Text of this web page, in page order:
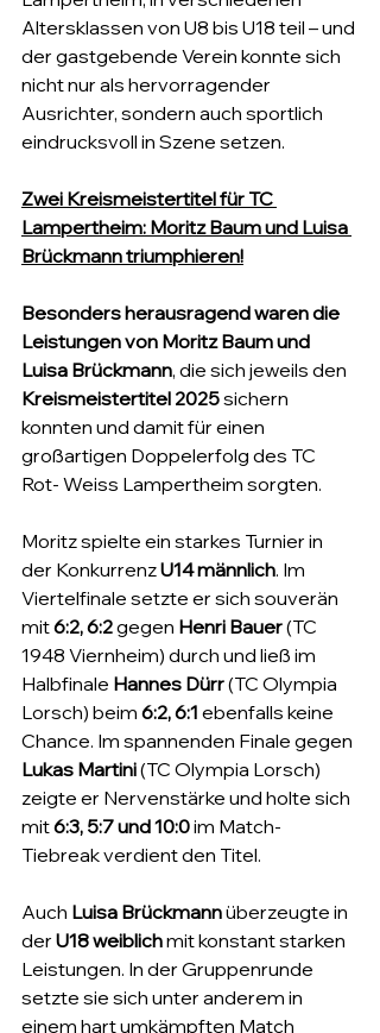
Altersklassen von U8 bis U18 teil – und
der gastgebende Verein konnte sich
nicht nur als hervorragender
Ausrichter, sondern auch sportlich
eindrucksvoll in Szene setzen.
Zwei Kreismeistertitel für TC
Lampertheim: Moritz Baum und Luisa
Brückmann triumphieren!
Besonders herausragend waren die
Leistungen von Moritz Baum und
Luisa Brückmann, die sich jeweils den
Kreismeistertitel 2025 sichern
konnten und damit für einen
großartigen Doppelerfolg des TC
Rot- Weiss Lampertheim sorgten.
Moritz spielte ein starkes Turnier in
der Konkurrenz U14 männlich. Im
Viertelfinale setzte er sich souverän
mit 6:2, 6:2 gegen Henri Bauer (TC
1948 Viernheim) durch und ließ im
Halbfinale Hannes Dürr (TC Olympia
Lorsch) beim 6:2, 6:1 ebenfalls keine
Chance. Im spannenden Finale gegen
Lukas Martini (TC Olympia Lorsch)
zeigte er Nervenstärke und holte sich
mit 6:3, 5:7 und 10:0 im Match-
Tiebreak verdient den Titel.
Auch Luisa Brückmann überzeugte in
der U18 weiblich mit konstant starken
Leistungen. In der Gruppenrunde
setzte sie sich unter anderem in
einem hart umkämpften Match